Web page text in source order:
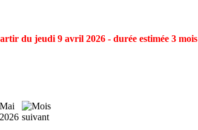
du jeudi 9 avril 2026 - durée estimée 3 mois
Mai
2026